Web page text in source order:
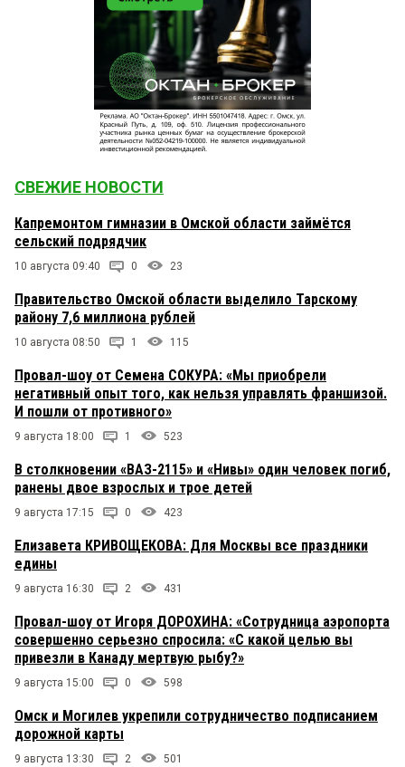
СВЕЖИЕ НОВОСТИ
Капремонтом гимназии в Омской области займётся
сельский подрядчик
10 августа 09:40 0 23
Правительство Омской области выделило Тарскому
району 7,6 миллиона рублей
10 августа 08:50 1 115
Провал-шоу от Семена СОКУРА: «Мы приобрели
негативный опыт того, как нельзя управлять франшизой.
И пошли от противного»
9 августа 18:00 1 523
В столкновении «ВАЗ-2115» и «Нивы» один человек погиб,
ранены двое взрослых и трое детей
9 августа 17:15 0 423
Елизавета КРИВОЩЕКОВА: Для Москвы все праздники
едины
9 августа 16:30 2 431
Провал-шоу от Игоря ДОРОХИНА: «Сотрудница аэропорта
совершенно серьезно спросила: «С какой целью вы
привезли в Канаду мертвую рыбу?»
9 августа 15:00 0 598
Омск и Могилев укрепили сотрудничество подписанием
дорожной карты
9 августа 13:30 2 501